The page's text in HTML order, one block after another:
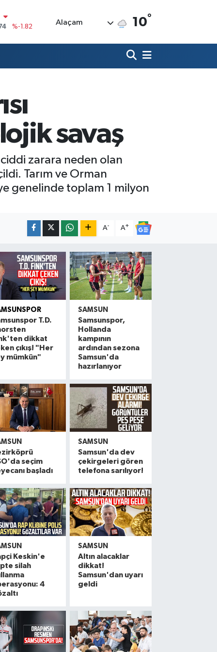
%-1.82
%0
Alaçam 10°
savaş
zarara neden olan
Tarım ve Orman
genelinde toplam 1 milyon
A- A+
T.D.
dikkat
çıkış! "Her
mümkün"
SAMSUN
Samsunspor,
Hollanda
kampının
ardından sezona
Samsun'da
hazırlanıyor
seçim
başladı
SAMSUN
Samsun'da dev
çekirgeleri gören
telefona sarılıyor!
Keskin'e
silah
4
SAMSUN
Altın alacaklar
dikkat!
Samsun'dan uyarı
geldi